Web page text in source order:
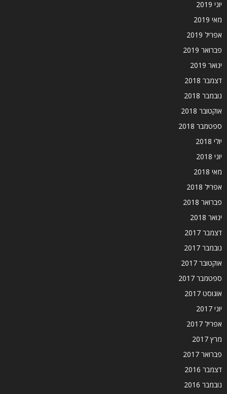
יוני 2019
מאי 2019
אפריל 2019
פברואר 2019
ינואר 2019
דצמבר 2018
נובמבר 2018
אוקטובר 2018
ספטמבר 2018
יולי 2018
יוני 2018
מאי 2018
אפריל 2018
פברואר 2018
ינואר 2018
דצמבר 2017
נובמבר 2017
אוקטובר 2017
ספטמבר 2017
אוגוסט 2017
יוני 2017
אפריל 2017
מרץ 2017
פברואר 2017
דצמבר 2016
נובמבר 2016